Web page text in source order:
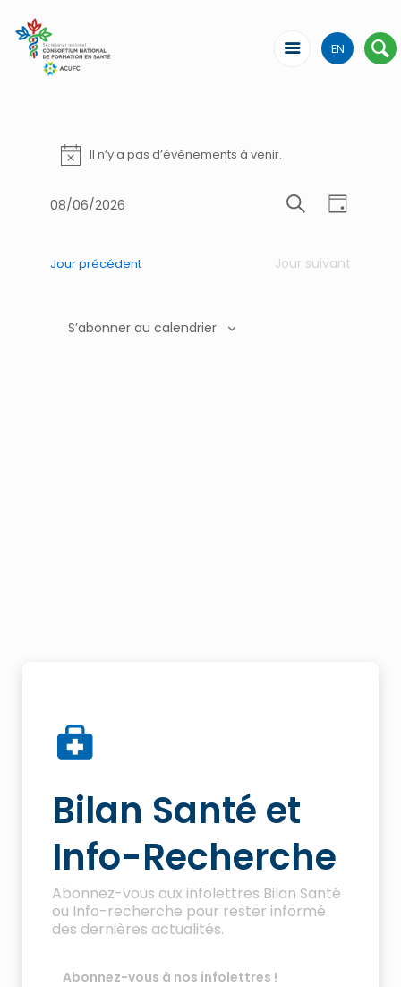
EN
NoticeIl n’y a pas d’évènements à venir.
Recherche
navigation
Jour
08/06/2026
Jour précédent Jour suivant
S’abonner au calendrier
Bilan Santé et
Info-Recherche
Abonnez-vous aux infolettres Bilan Santé
ou Info-recherche pour rester informé
des dernières actualités.
Abonnez-vous à nos infolettres !